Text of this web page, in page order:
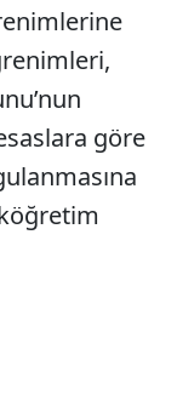
göre